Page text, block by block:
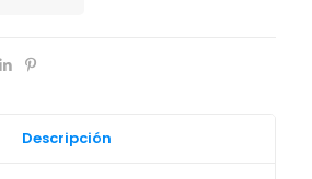
Descripción